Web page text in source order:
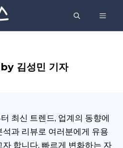
메
김성민 기자
최신 트렌드, 업계의 동향에
과 리뷰로 여러분에게 유용
합니다. 빠르게 변화하는 자